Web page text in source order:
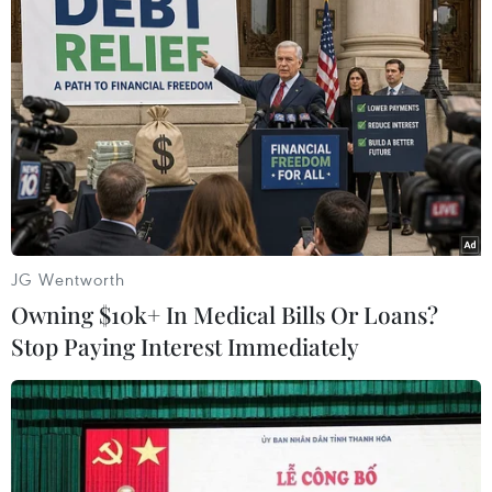
Theo dõi VietnamPlus
TIN LIÊN QUAN
JG Wentworth
Owning $10k+ In Medical Bills Or Loans?
Stop Paying Interest Immediately